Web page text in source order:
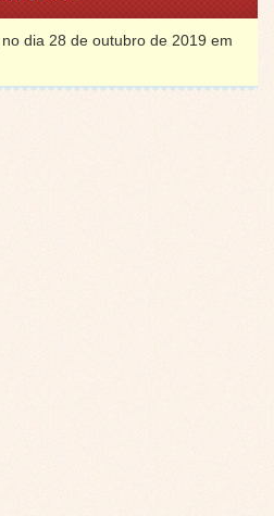
no dia 28 de outubro de 2019 em